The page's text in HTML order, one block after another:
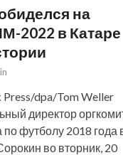
на
2022 в Катаре
dpa/Tom Weller
директор
футболу 2018 года
во вторник, 20